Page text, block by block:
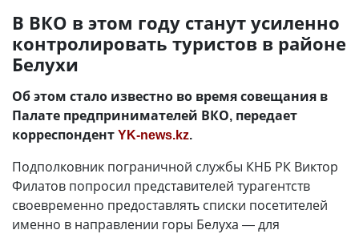
В ВКО в этом году станут усиленно
контролировать туристов в районе
Белухи
Об этом стало известно во время совещания в
Палате предпринимателей ВКО, передает
корреспондентYK-news.kz.
Подполковник пограничной службы КНБ РК Виктор
Филатов попросил представителей турагентств
своевременно предоставлять списки посетителей
именно в направлении горы Белуха — для